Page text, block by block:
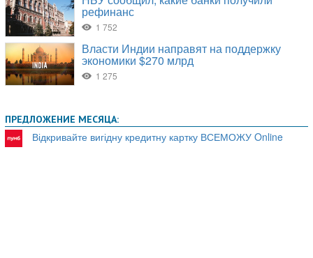
ПРЕДЛОЖЕНИЕ МЕСЯЦА:
Відкривайте вигідну кредитну картку ВСЕМОЖУ Online